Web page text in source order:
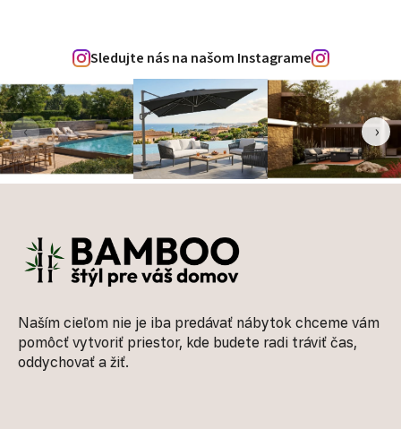
Sledujte nás na našom Instagrame
‹ ›
Naším cieľom nie je iba predávať nábytok chceme vám
pomôcť vytvoriť priestor, kde budete radi tráviť čas,
oddychovať a žiť.